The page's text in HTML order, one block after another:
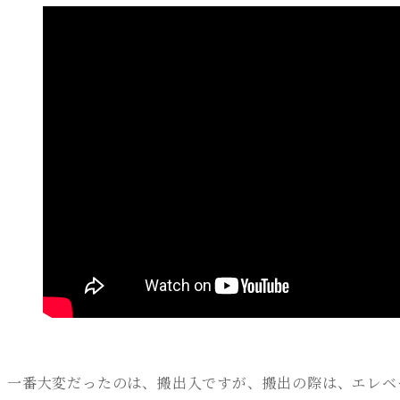
一番大変だったのは、搬出入ですが、搬出の際は、エレ